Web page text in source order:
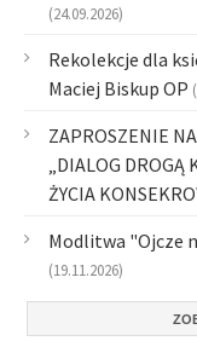
(24.09.2026)
Rekolekcje dla
Maciej Biskup OP
ZAPROSZENIE
„DIALOG DROGĄ
ŻYCIA
Modlitwa "Ojcze
(19.11.2026)